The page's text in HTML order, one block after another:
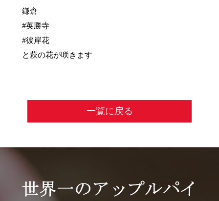
鎌倉
#英勝寺
#彼岸花
と萩の花が咲きます
一覧に戻る